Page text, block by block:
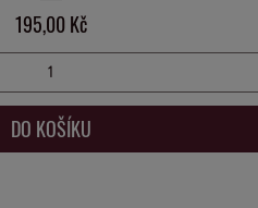
Cena
195,00 Kč
DO KOŠÍKU